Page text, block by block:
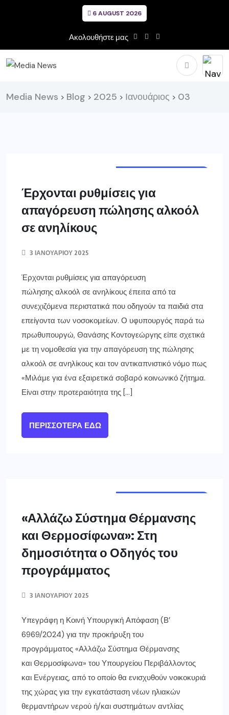
6 AUGUST 2026
Ακολουθήστε μας
Media News > Blog > 2025 > Ιανουάριος > 03
Έρχονται ρυθμίσεις για
απαγόρευση πώλησης αλκοόλ
σε ανηλίκους
3 ΙΑΝΟΥΑΡΊΟΥ 2025
Έρχονται ρυθμίσεις για απαγόρευση
πώλησης αλκοόλ σε ανηλίκους έπειτα από τα
συνεχιζόμενα περιστατικά που οδηγούν τα παιδιά στα
επείγοντα των νοσοκομείων. Ο υφυπουργός παρά τω
πρωθυπουργώ, Θανάσης Κοντογεώργης είπε σχετικά
με τη νομοθεσία για την απαγόρευση της πώλησης
αλκοόλ σε ανηλίκους και τον αντικαπνιστικό νόμο πως
«Μιλάμε για ένα εξαιρετικά σοβαρό κοινωνικό ζήτημα.
Είναι στην προτεραιότητα της […]
ΠΕΡΙΣΣΌΤΕΡΑ ΕΔΏ
«Αλλάζω Σύστημα Θέρμανσης
και Θερμοσίφωνα»: Στη
δημοσιότητα ο Οδηγός του
προγράμματος
3 ΙΑΝΟΥΑΡΊΟΥ 2025
Υπεγράφη η Κοινή Υπουργική Απόφαση (Β’
6969/2024) για την προκήρυξη του
προγράμματος «Αλλάζω Σύστημα Θέρμανσης
και Θερμοσίφωνα» του Υπουργείου Περιβάλλοντος
και Ενέργειας, από το οποίο θα ενισχυθούν νοικοκυριά
της χώρας για την εγκατάσταση νέων ηλιακών
θερμαντήρων νερού ή/και συστημάτων αντλίας